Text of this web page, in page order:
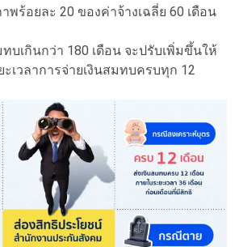
ร้อยละ 20 ของค่าจ้างเฉลี่ย 60 เดือน
บเกินกว่า 180 เดือน จะปรับเพิ่มขึ้นให้
ะเวลาการจ่ายเงินสมทบครบทุก 12